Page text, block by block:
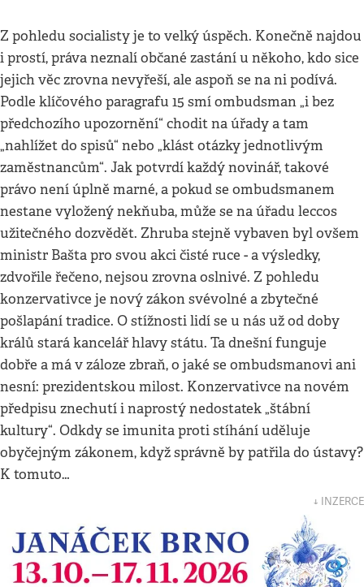
Z pohledu socialisty je to velký úspěch. Konečně najdou
i prostí, práva neznalí občané zastání u někoho, kdo sice
jejich věc zrovna nevyřeší, ale aspoň se na ni podívá.
Podle klíčového paragrafu 15 smí ombudsman „i bez
předchozího upozornění“ chodit na úřady a tam
„nahlížet do spisů“ nebo „klást otázky jednotlivým
zaměstnancům“. Jak potvrdí každý novinář, takové
právo není úplně marné, a pokud se ombudsmanem
nestane vyložený nekňuba, může se na úřadu leccos
užitečného dozvědět. Zhruba stejně vybaven byl ovšem
ministr Bašta pro svou akci čisté ruce - a výsledky,
zdvořile řečeno, nejsou zrovna oslnivé. Z pohledu
konzervativce je nový zákon svévolné a zbytečné
pošlapání tradice. O stížnosti lidí se u nás už od doby
králů stará kancelář hlavy státu. Ta dnešní funguje
dobře a má v záloze zbraň, o jaké se ombudsmanovi ani
nesní: prezidentskou milost. Konzervativce na novém
předpisu znechutí i naprostý nedostatek „štábní
kultury“. Odkdy se imunita proti stíhání uděluje
obyčejným zákonem, když správně by patřila do ústavy?
K tomuto…
↓ INZERCE